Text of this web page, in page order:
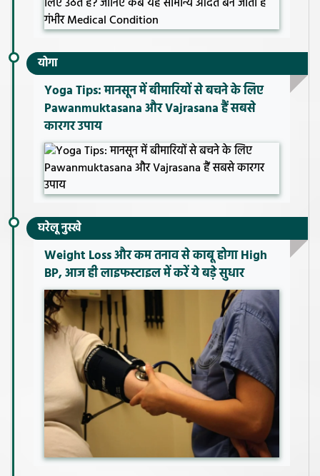
योगा
Yoga Tips: मानसून में बीमारियों से बचने के लिए
Pawanmuktasana और Vajrasana हैं सबसे
कारगर उपाय
घरेलू नुस्खे
Weight Loss और कम तनाव से काबू होगा High
BP, आज ही लाइफस्टाइल में करें ये बड़े सुधार